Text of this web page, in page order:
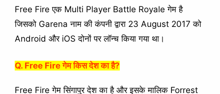
Free Fire एक Multi Player Battle Royale गेम है
जिसको Garena नाम की कंपनी द्वारा 23 August 2017 को
Android और iOS दोनों पर लॉन्च किया गया था।
Q. Free Fire गेम किस देश का है?
Free Fire गेम सिंगापुर देश का है और इसके मालिक Forrest